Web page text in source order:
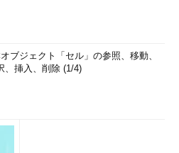
ブジェクト「セル」の参照、移動、
、挿入、削除 (1/4)